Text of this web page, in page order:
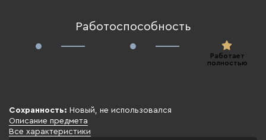
Работоспособность
Работает
полностью
Сохранность: Новый, не использовался
Описание предмета
Все характеристики